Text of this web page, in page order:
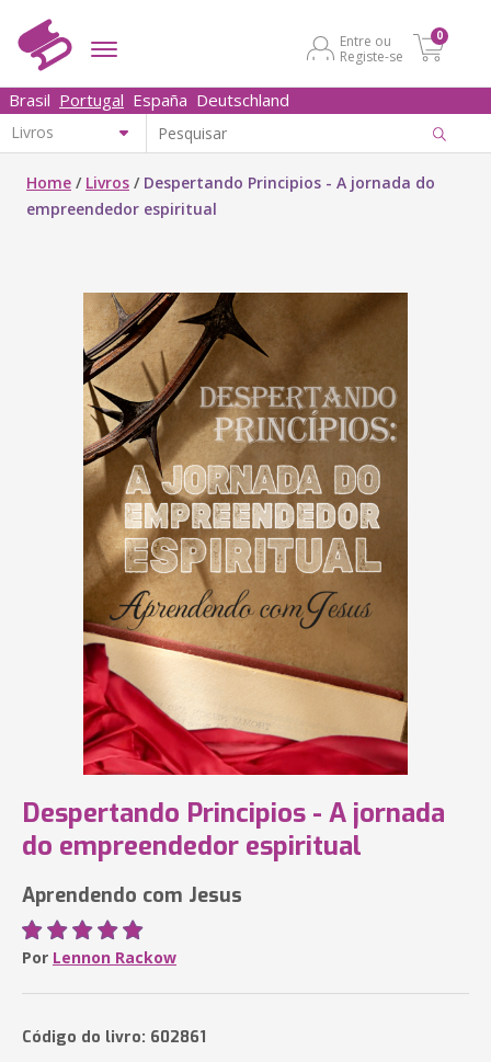
Entre ou
Registe-se
0
Brasil Portugal España Deutschland
Home / Livros / Despertando Principios - A jornada do
empreendedor espiritual
Despertando Principios - A jornada
do empreendedor espiritual
Aprendendo com Jesus
Por Lennon Rackow
Código do livro: 602861